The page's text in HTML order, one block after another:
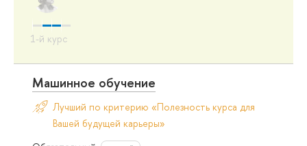
Машинное обучение
Лучший по критерию «Полезность курса для
Вашей будущей карьеры»